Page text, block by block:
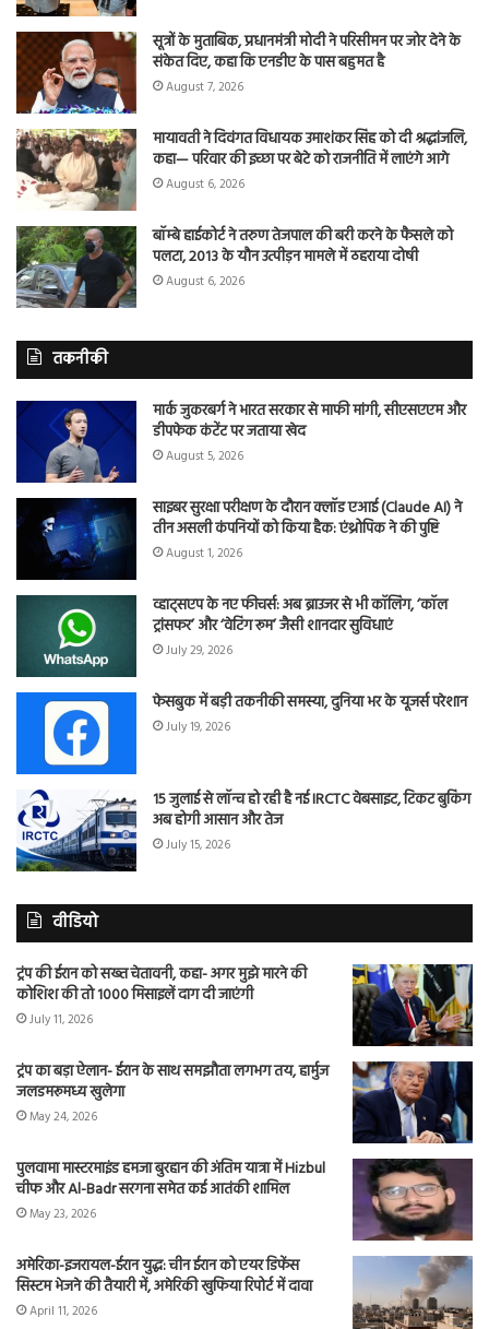
सूत्रों के मुताबिक, प्रधानमंत्री मोदी ने परिसीमन पर जोर देने के
संकेत दिए, कहा कि एनडीए के पास बहुमत है
August 7, 2026
मायावती ने दिवंगत विधायक उमाशंकर सिंह को दी श्रद्धांजलि,
कहा— परिवार की इच्छा पर बेटे को राजनीति में लाएंगे आगे
August 6, 2026
बॉम्बे हाईकोर्ट ने तरुण तेजपाल की बरी करने के फैसले को
पलटा, 2013 के यौन उत्पीड़न मामले में ठहराया दोषी
August 6, 2026
तकनीकी
मार्क जुकरबर्ग ने भारत सरकार से माफी मांगी, सीएसएएम और
डीपफेक कंटेंट पर जताया खेद
August 5, 2026
साइबर सुरक्षा परीक्षण के दौरान क्लॉड एआई (Claude AI) ने
तीन असली कंपनियों को किया हैक: एंथ्रोपिक ने की पुष्टि
August 1, 2026
व्हाट्सएप के नए फीचर्स: अब ब्राउजर से भी कॉलिंग, ‘कॉल
ट्रांसफर’ और ‘वेटिंग रूम’ जैसी शानदार सुविधाएं
July 29, 2026
फेसबुक में बड़ी तकनीकी समस्या, दुनिया भर के यूजर्स परेशान
July 19, 2026
15 जुलाई से लॉन्च हो रही है नई IRCTC वेबसाइट, टिकट बुकिंग
अब होगी आसान और तेज
July 15, 2026
वीडियो
ट्रंप की ईरान को सख्त चेतावनी, कहा- अगर मुझे मारने की
कोशिश की तो 1000 मिसाइलें दाग दी जाएंगी
July 11, 2026
ट्रंप का बड़ा ऐलान- ईरान के साथ समझौता लगभग तय, हार्मुज
जलडमरूमध्य खुलेगा
May 24, 2026
पुलवामा मास्टरमाइंड हमजा बुरहान की अंतिम यात्रा में Hizbul
चीफ और Al-Badr सरगना समेत कई आतंकी शामिल
May 23, 2026
अमेरिका-इजरायल-ईरान युद्ध: चीन ईरान को एयर डिफेंस
सिस्टम भेजने की तैयारी में, अमेरिकी खुफिया रिपोर्ट में दावा
April 11, 2026